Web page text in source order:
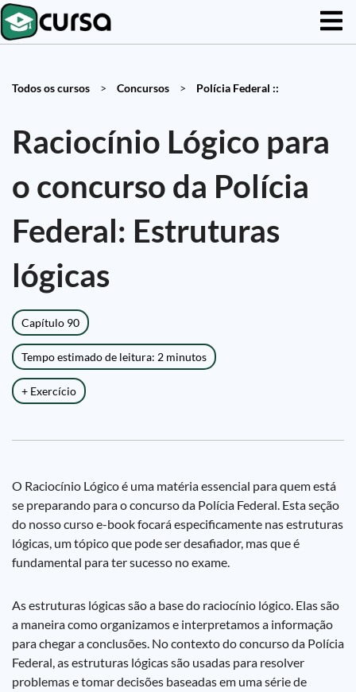
Todos os cursos > Concursos > Polícia Federal ::
Raciocínio Lógico para
o concurso da Polícia
Federal: Estruturas
lógicas
Capítulo 90
Tempo estimado de leitura: 2 minutos
+ Exercício
O Raciocínio Lógico é uma matéria essencial para quem está
se preparando para o concurso da Polícia Federal. Esta seção
do nosso curso e-book focará especificamente nas estruturas
lógicas, um tópico que pode ser desafiador, mas que é
fundamental para ter sucesso no exame.
As estruturas lógicas são a base do raciocínio lógico. Elas são
a maneira como organizamos e interpretamos a informação
para chegar a conclusões. No contexto do concurso da Polícia
Federal, as estruturas lógicas são usadas para resolver
problemas e tomar decisões baseadas em uma série de